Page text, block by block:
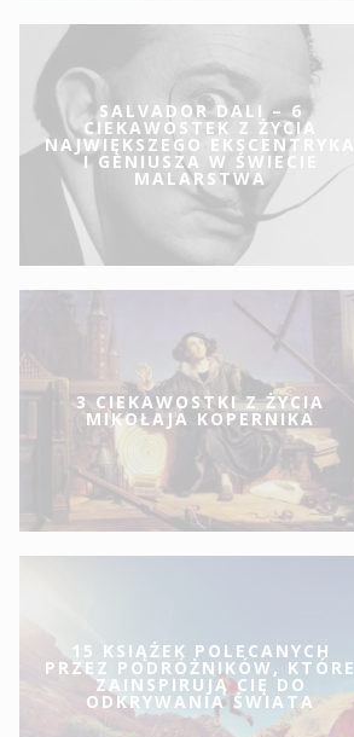
SALVADOR DALI – 6
CIEKAWOSTEK Z ŻYCIA
NAJWIĘKSZEGO EKSCENTRYKA
I GENIUSZA W ŚWIECIE
MALARSTWA
3 CIEKAWOSTKI Z ŻYCIA
MIKOŁAJA KOPERNIKA
15 KSIĄŻEK POLECANYCH
PRZEZ PODRÓŻNIKÓW, KTÓRE
ZAINSPIRUJĄ CIĘ DO
ODKRYWANIA ŚWIATA